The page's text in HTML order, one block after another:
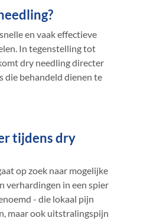
en vaak effectieve
In tegenstelling tot
dry needling directer
die behandeld dienen te
tijdens dry
op zoek naar mogelijke
verhardingen in een spier
- die lokaal pijn
maar ook uitstralingspijn